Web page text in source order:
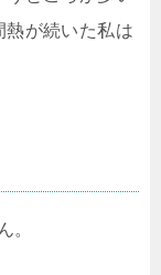
熱が続いた私は
。